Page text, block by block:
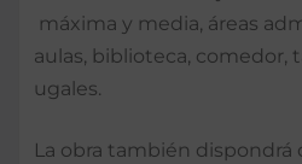
máxima y media, áreas
aulas, biblioteca, comedor,
ugales.
La obra también dispondrá